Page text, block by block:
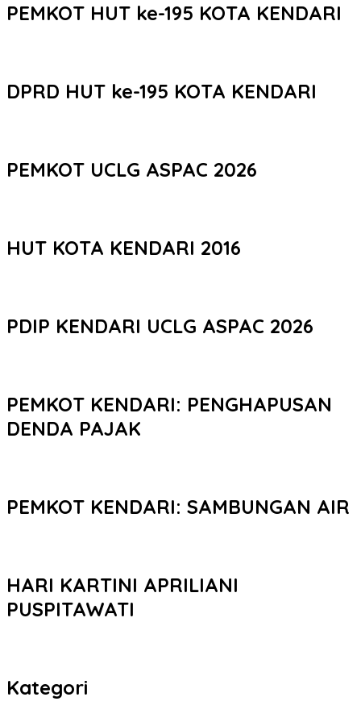
PEMKOT HUT ke-195 KOTA KENDARI
DPRD HUT ke-195 KOTA KENDARI
PEMKOT UCLG ASPAC 2026
HUT KOTA KENDARI 2016
PDIP KENDARI UCLG ASPAC 2026
PEMKOT KENDARI: PENGHAPUSAN
DENDA PAJAK
PEMKOT KENDARI: SAMBUNGAN AIR
HARI KARTINI APRILIANI
PUSPITAWATI
Kategori